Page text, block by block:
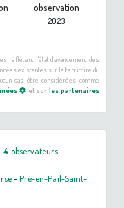
observation
2023
reflètent l'état d'avancement des
existantes sur le territoire du
cas être considérées comme
et surles partenaires
4 observateurs
-Pré-en-Pail-Saint-